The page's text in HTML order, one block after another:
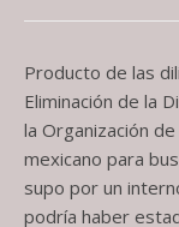
Producto de las
Eliminación de la
la Organización
mexicano para
supo por un
podría haber